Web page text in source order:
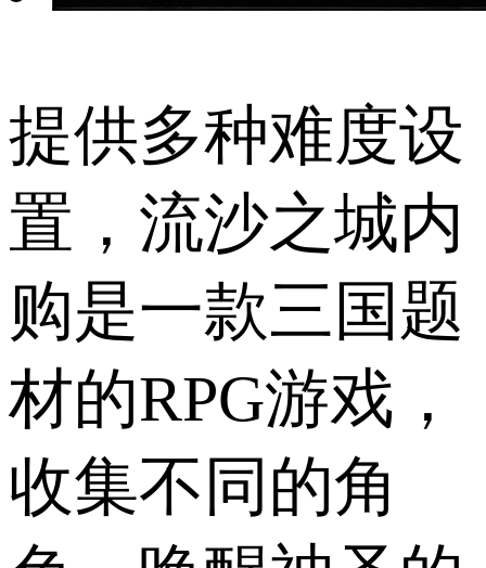
提供多种难度设
置，流沙之城内
购是一款三国题
材的RPG游戏，
收集不同的角